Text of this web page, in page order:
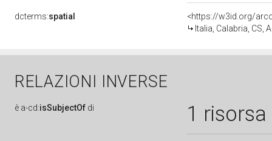
dcterms:spatial
<https://w3id.org/
Italia, Calabria, CS,
RELAZIONI INVERSE
è a-cd:isSubjectOf di 1 risorsa